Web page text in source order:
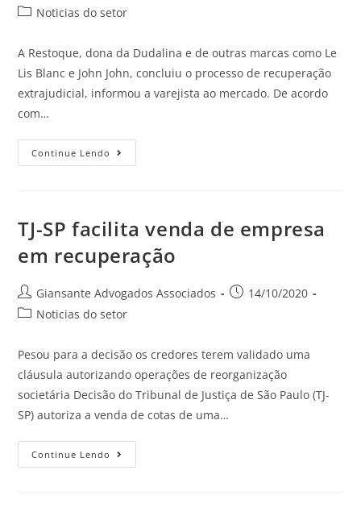
Noticias do setor
A Restoque, dona da Dudalina e de outras marcas como Le
Lis Blanc e John John, concluiu o processo de recuperação
extrajudicial, informou a varejista ao mercado. De acordo
com…
Continue Lendo
TJ-SP facilita venda de empresa
em recuperação
Giansante Advogados Associados
14/10/2020
Noticias do setor
Pesou para a decisão os credores terem validado uma
cláusula autorizando operações de reorganização
societária Decisão do Tribunal de Justiça de São Paulo (TJ-
SP) autoriza a venda de cotas de uma…
Continue Lendo